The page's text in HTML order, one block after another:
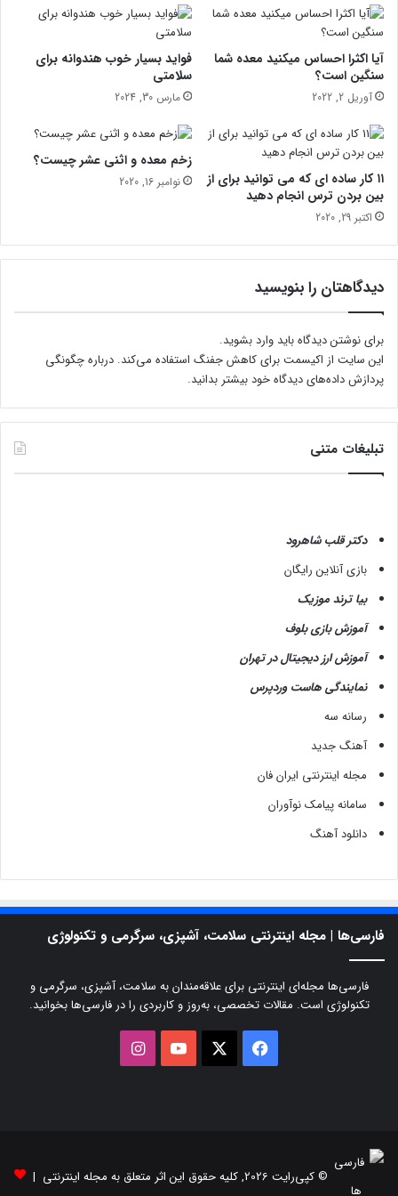
ر
ب
ا
ر
ه
ل
ا
ت
ی
ش
م
ا
ا
ش
ن
ن
د
ی
و
ا
م
ل
ژ
ا
ب
و
ن
و
پ
ن
ی
ر
آیا اکثرا احساس میکنید معده شما
سنگین است؟
آوریل 2, 2022
فواید بسیار خوب هندوانه برای
سلامتی
مارس 30, 2024
۱۱ کار ساده ای که می توانید برای از
بین بردن ترس انجام دهید
اکتبر 29, 2020
زخم معده و اثنی عشر چیست؟
نوامبر 16, 2020
دیدگاهتان را بنویسید
برای نوشتن دیدگاه باید وارد بشوید.
این سایت از اکیسمت برای کاهش جفنگ استفاده می‌کند. درباره چگونگی
پردازش داده‌های دیدگاه خود بیشتر بدانید.
تبلیغات متنی
دکتر قلب شاهرود
بازی آنلاین رایگان
بیا ترند موزیک
آموزش بازی بلوف
آموزش ارز دیجیتال در تهران
نمایندگی هاست وردپرس
رسانه سه
آهنگ جدید
مجله اینترنتی ایران فان
سامانه پیامک نوآوران
دانلود آهنگ
فارسی‌ها | مجله اینترنتی سلامت، آشپزی، سرگرمی و تکنولوژی
فارسی‌ها مجله‌ای اینترنتی برای علاقه‌مندان به سلامت، آشپزی، سرگرمی و
تکنولوژی است. مقالات تخصصی، به‌روز و کاربردی را در فارسی‌ها بخوانید.
فیسبوک یوتیوب
© کپی‌رایت 2026, کلیه حقوق این اثر متعلق به مجله اینترنتی |